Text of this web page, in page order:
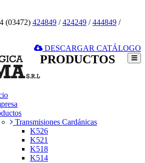
(03472) 424849 /424249 /444849 /
DESCARGAR CATÁLOGO
Transmisiones Cardánicas
K526
K521
K518
K514
PRODUCTOS